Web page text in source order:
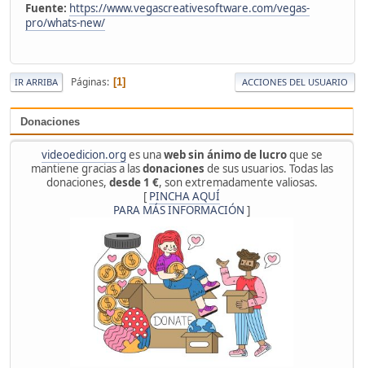
Donaciones
videoedicion.org es unaweb sin ánimo de lucroque se
mantiene gracias a lasdonaciones de sus usuarios. Todas las
donaciones, desde 1 €, son extremadamente valiosas.
[ PINCHA AQUÍ
PARA MÁS INFORMACIÓN ]
Fuente: https://www.vegascreativesoftware.com/vegas-
pro/whats-new/
IR ARRIBA Páginas 1 ACCIONES DEL USUARIO